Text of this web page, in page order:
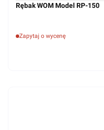
Rębak WOM Model RP-150
Zapytaj o wycenę